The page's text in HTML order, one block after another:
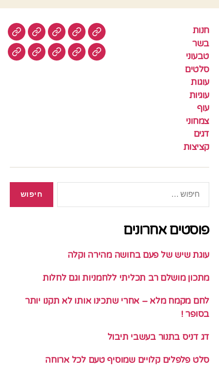
חנות
בשר
טבעוני
סלטים
עוגות
עוגיות
עוף
צמחוני
דגים
קציצות
חנות בשר טבעוניסלטים
עוגיותעוף צמחונידגים
פוסטים אחרונים
עוגת שיש של פעם בחושה מהירה וקלה
מתכון מושלם רב תכליתי ללחמניות וגם לחלות
לחם מקמח מלא – אחרי שתכינו אותו לא תקנו יותר
בסופר !
דג דניס בתנור בעשבי תיבול
סלט פלפלים קלויים שמוסיף טעם לכל ארוחה